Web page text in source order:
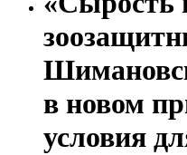
в новом
условия